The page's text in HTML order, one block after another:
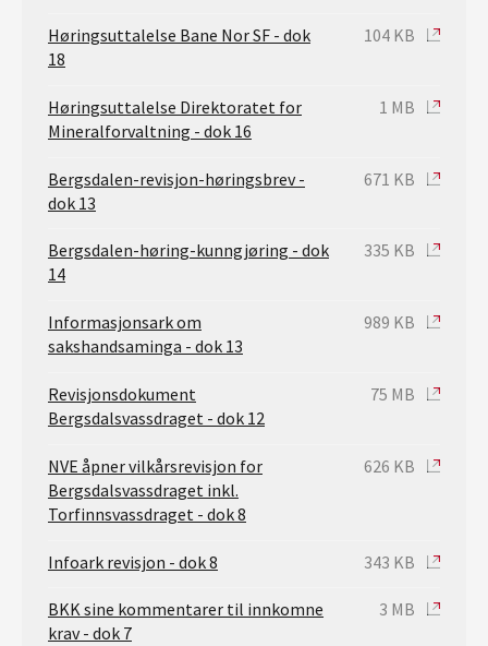
Høringsuttalelse Bane Nor SF - dok
18
104 KB
Høringsuttalelse Direktoratet for
Mineralforvaltning - dok 16
1 MB
Bergsdalen-revisjon-høringsbrev -
dok 13
671 KB
Bergsdalen-høring-kunngjøring - dok
14
335 KB
Informasjonsark om
sakshandsaminga - dok 13
989 KB
Revisjonsdokument
Bergsdalsvassdraget - dok 12
75 MB
NVE åpner vilkårsrevisjon for
Bergsdalsvassdraget inkl.
Torfinnsvassdraget - dok 8
626 KB
Infoark revisjon - dok 8 343 KB
BKK sine kommentarer til innkomne
krav - dok 7
3 MB